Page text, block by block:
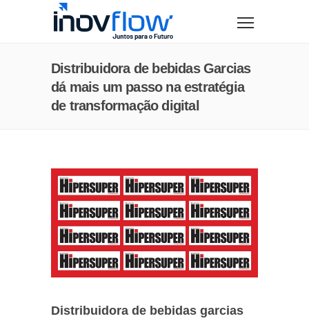
Distribuidora de bebidas Garcias
dá mais um passo na estratégia
de transformação digital
Distribuidora de bebidas garcias